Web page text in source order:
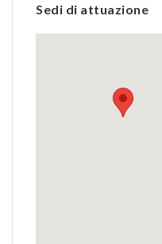
Sedi di attuazione